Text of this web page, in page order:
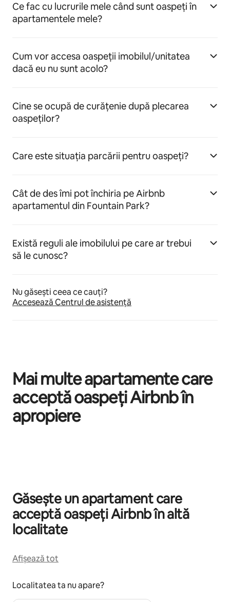
Ce fac cu lucrurile mele când sunt oaspeți în
apartamentele mele?
Cum vor accesa oaspeții imobilul/unitatea
dacă eu nu sunt acolo?
Cine se ocupă de curățenie după plecarea
oaspeților?
Care este situația parcării pentru oaspeți?
Cât de des îmi pot închiria pe Airbnb
apartamentul din Fountain Park?
Există reguli ale imobilului pe care ar trebui
să le cunosc?
Nu găsești ceea ce cauți?
Accesează Centrul de asistență
Mai multe apartamente care
acceptă oaspeți Airbnb în
apropiere
Găsește un apartament care
acceptă oaspeți Airbnb în altă
localitate
Afișează tot
Localitatea ta nu apare?